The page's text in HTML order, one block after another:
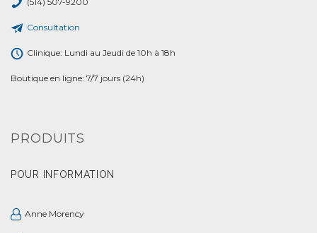
Consultation
Clinique: Lundi au Jeudi de 10h à 18h
Boutique en ligne: 7/7 jours (24h)
PRODUITS
POUR INFORMATION
Anne Morency